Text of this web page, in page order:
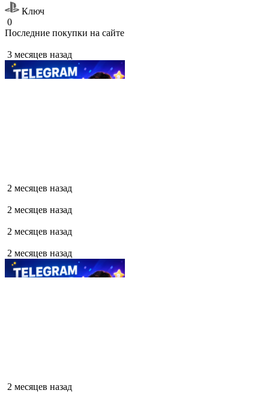
Ключ
0
Последние покупки на сайте
3 месяцев назад
2 месяцев назад
2 месяцев назад
2 месяцев назад
2 месяцев назад
2 месяцев назад